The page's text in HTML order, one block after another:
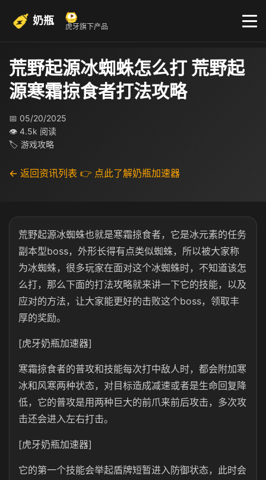
奶瓶 虎牙旗下产品
荒野起源冰蜘蛛怎么打 荒野起
源寒霜掠食者打法攻略
📅 05/20/2025
👁 4.5k 阅读
🏷 游戏攻略
← 返回资讯列表 👉 点此了解奶瓶加速器
荒野起源冰蜘蛛也就是寒霜掠食者，它是冰元素的任务
副本型boss，外形长得有点类似蜘蛛，所以被大家称
为冰蜘蛛，很多玩家在面对这个冰蜘蛛时，不知道该怎
么打，那么下面的打法攻略就来讲一下它的技能，以及
应对的方法，让大家能更好的击败这个boss，领取丰
厚的奖励。
[虎牙奶瓶加速器]
寒霜掠食者的普攻和技能每次打中敌人时，都会附加寒
冰和风寒两种状态，对目标造成减速或者是生命回复降
低，它的普攻是用两种巨大的前爪来前后攻击，多次攻
击还会进入左右打击。
[虎牙奶瓶加速器]
它的第一个技能会举起盾牌短暂进入防御状态，此时会